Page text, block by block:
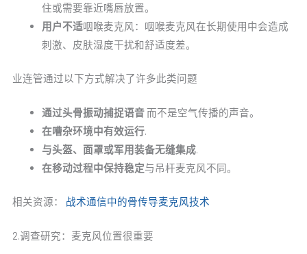
住或需要靠近嘴唇放置。
用户不适咽喉麦克风：咽喉麦克风在长期使用中会造成
刺激、皮肤湿度干扰和舒适度差。
业连管通过以下方式解决了许多此类问题
通过头骨振动捕捉语音而不是空气传播的声音。
在嘈杂环境中有效运行.
与头盔、面罩或军用装备无缝集成.
在移动过程中保持稳定与吊杆麦克风不同。
相关资源： 战术通信中的骨传导麦克风技术
2.调查研究：麦克风位置很重要